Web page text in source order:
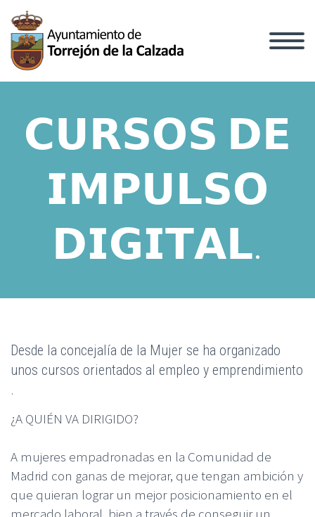
𝗖𝗨𝗥𝗦𝗢𝗦 𝗗𝗘
𝗜𝗠𝗣𝗨𝗟𝗦𝗢
𝗗𝗜𝗚𝗜𝗧𝗔𝗟.
Desde la concejalía de la Mujer se ha organizado
unos cursos orientados al empleo y emprendimiento
.
¿A QUIÉN VA DIRIGIDO?
A mujeres empadronadas en la Comunidad de
Madrid con ganas de mejorar, que tengan ambición y
que quieran lograr un mejor posicionamiento en el
mercado laboral, bien a través de conseguir un